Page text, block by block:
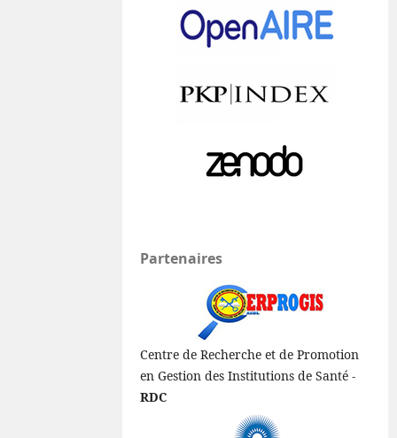
Partenaires
Centre de Recherche et de Promotion
en Gestion des Institutions de Santé -
RDC